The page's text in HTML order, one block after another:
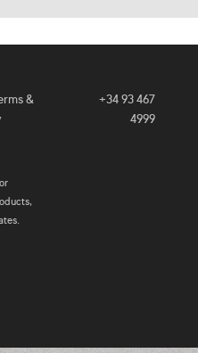
&
+34 93 467
4999